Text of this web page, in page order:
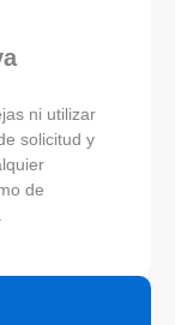
ni utilizar
solicitud y
de